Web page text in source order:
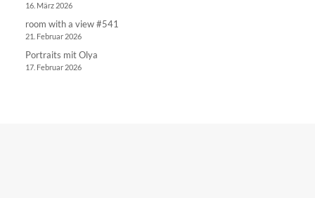
16. März 2026
room with a view #541
21. Februar 2026
Portraits mit Olya
17. Februar 2026